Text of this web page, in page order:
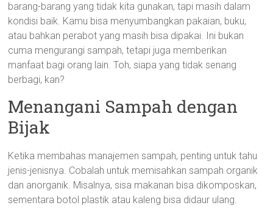
barang-barang yang tidak kita gunakan, tapi masih dalam
kondisi baik. Kamu bisa menyumbangkan pakaian, buku,
atau bahkan perabot yang masih bisa dipakai. Ini bukan
cuma mengurangi sampah, tetapi juga memberikan
manfaat bagi orang lain. Toh, siapa yang tidak senang
berbagi, kan?
Menangani Sampah dengan
Bijak
Ketika membahas manajemen sampah, penting untuk tahu
jenis-jenisnya. Cobalah untuk memisahkan sampah organik
dan anorganik. Misalnya, sisa makanan bisa dikomposkan,
sementara botol plastik atau kaleng bisa didaur ulang.